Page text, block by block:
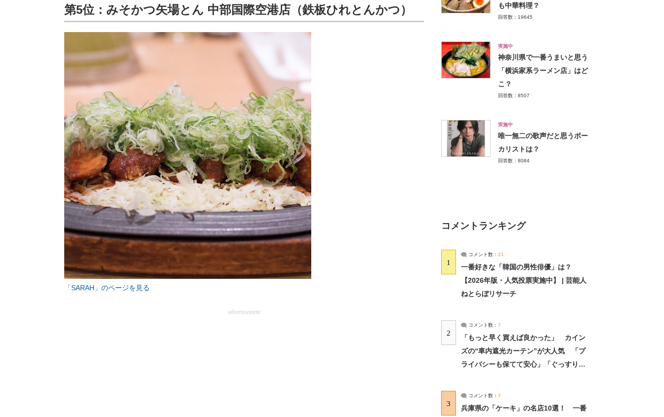
第5位：みそかつ矢場とん 中部国際空港店（鉄板ひれとんかつ）
「SARAH」のページを見る
advertisement
も中華料理？
回答数：19645
実施中
神奈川県で一番うまいと思う
「横浜家系ラーメン店」はど
こ？
回答数：8507
実施中
唯一無二の歌声だと思うボー
カリストは？
回答数：8084
コメントランキング
1
コメント数： 21
一番好きな「韓国の男性俳優」は？
【2026年版・人気投票実施中】 | 芸能人
ねとらぼリサーチ
2
コメント数： 7
「もっと早く買えば良かった」 カイン
ズの“車内遮光カーテン”が大人気 「プ
ライバシーも保てて安心」「ぐっすり眠
3
コメント数： 7
兵庫県の「ケーキ」の名店10選！ 一番